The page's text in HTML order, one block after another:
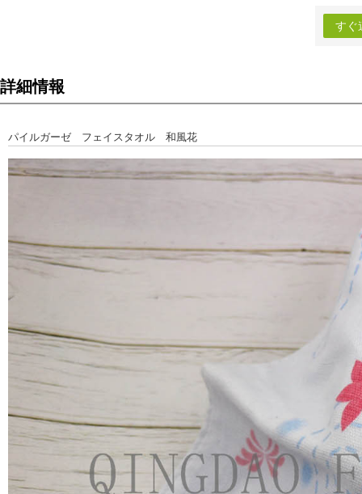
すぐ
詳細情報
パイルガーゼ フェイスタオル 和風花